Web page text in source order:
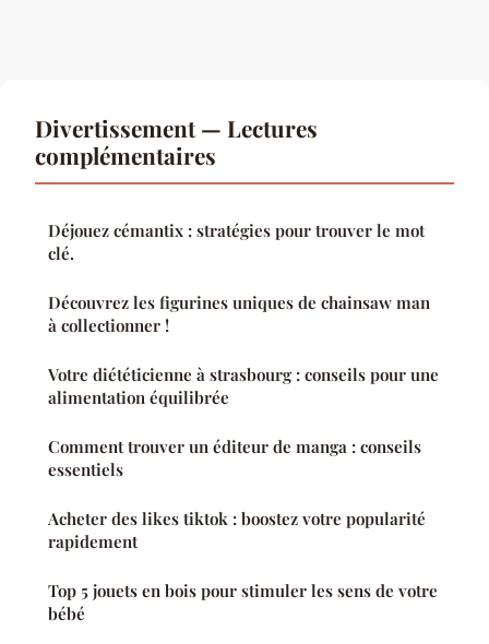
Divertissement — Lectures
complémentaires
Déjouez cémantix : stratégies pour trouver le mot
clé.
Découvrez les figurines uniques de chainsaw man
à collectionner !
Votre diététicienne à strasbourg : conseils pour une
alimentation équilibrée
Comment trouver un éditeur de manga : conseils
essentiels
Acheter des likes tiktok : boostez votre popularité
rapidement
Top 5 jouets en bois pour stimuler les sens de votre
bébé